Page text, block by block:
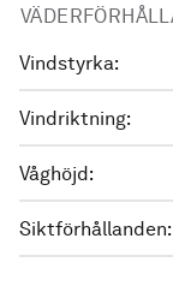
Vindstyrka:
Vindriktning:
Våghöjd:
Siktförhållanden: